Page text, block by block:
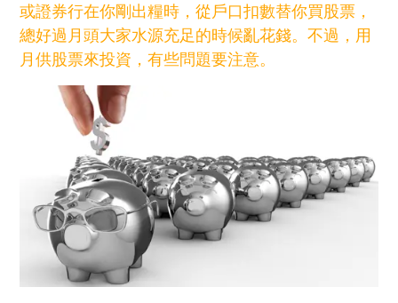
或證券行在你剛出糧時，從戶口扣數替你買股票，
總好過月頭大家水源充足的時候亂花錢。不過，用
月供股票來投資，有些問題要注意。